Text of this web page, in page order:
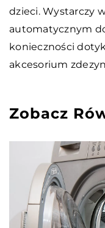
dzieci. Wystarczy
automatycznym
konieczności
akcesorium
Zobacz